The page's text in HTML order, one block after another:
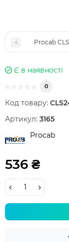
Procab
Є в наявності
0
Код товару:
Артикул: 3165
Procab
536 ₴